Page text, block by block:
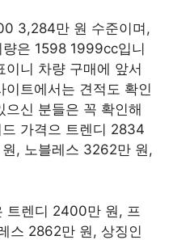
3,284만 원 수준이며,
은 1598 1999cc입니
니 차량 구매에 앞서
트에서는 견적도 확인
신 분들은 꼭 확인해
가격으 트렌디 2834
, 노블레스 3262만 원,
트렌디 2400만 원, 프
스 2862만 원, 상징인